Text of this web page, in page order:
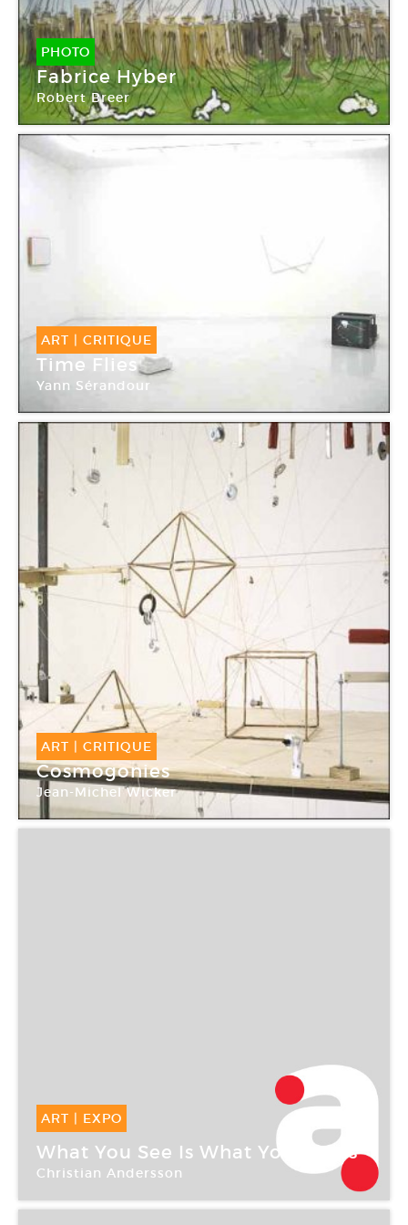
PHOTO
Fabrice Hyber
Robert Breer
ART | CRITIQUE
Time Flies
Yann Sérandour
ART | CRITIQUE
Cosmogonies
Jean-Michel Wicker
La Galerie
ART | EXPO
14 Sep -09 Déc 2007
What You See Is What You Guess
Christian Andersson